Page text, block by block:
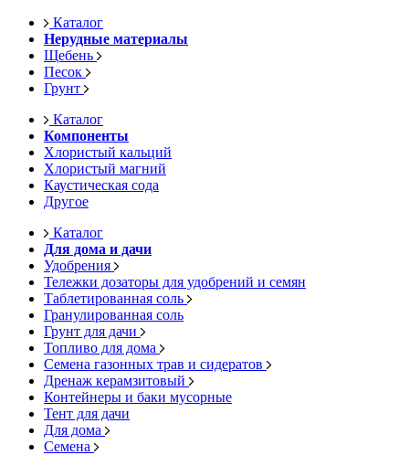
Каталог
Нерудные материалы
Щебень
Песок
Грунт
Каталог
Компоненты
Хлористый кальций
Хлористый магний
Каустическая сода
Другое
Каталог
Для дома и дачи
Удобрения
Тележки дозаторы для удобрений и семян
Таблетированная соль
Гранулированная соль
Грунт для дачи
Топливо для дома
Семена газонных трав и сидератов
Дренаж керамзитовый
Контейнеры и баки мусорные
Тент для дачи
Для дома
Семена